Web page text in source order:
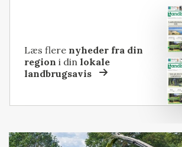
Læs flere nyheder fra din
region i dinlokale
landbrugsavis